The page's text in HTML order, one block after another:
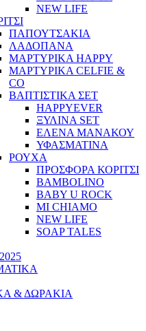
NEW LIFE
ΠΑΠΟΥΤΣΑΚΙΑ
ΛΑΔΟΠΑΝΑ
ΜΑΡΤΥΡΙΚΑ HAPPY
ΜΑΡΤΥΡΙΚΑ CELFIE &
CO
ΒΑΠΤΙΣΤΙΚΑ ΣΕΤ
HAPPYEVER
ΞΥΛΙΝΑ SET
ΕΛΕΝΑ ΜΑΝΑΚΟΥ
ΥΦΑΣΜΑΤΙΝΑ
ΡΟΥΧΑ
ΠΡΟΣΦΟΡΑ ΚΟΡΙΤΣΙ
BAMBOLINO
BABY U ROCK
MI CHIAMO
NEW LIFE
SOAP TALES
& ΔΩΡΑΚΙΑ